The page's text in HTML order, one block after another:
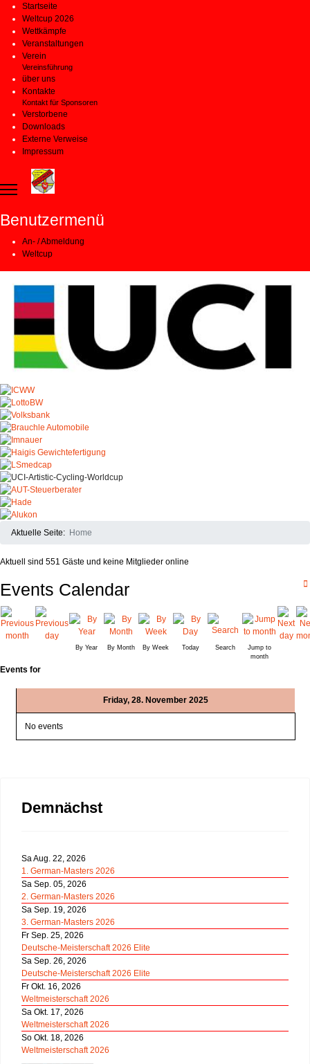
Startseite
Weltcup 2026
Wettkämpfe
Veranstaltungen
Verein
Vereinsführung
über uns
Kontakte
Kontakt für Sponsoren
Verstorbene
Downloads
Externe Verweise
Impressum
Benutzermenü
An- / Abmeldung
Weltcup
Aktuelle Seite: Home
Aktuell sind 551 Gäste und keine Mitglieder online
Events Calendar
By Year By Month By Week Today Search
Jump to
month
Events for
Friday, 28. November 2025
No events
Demnächst
Sa Aug. 22, 2026
1. German-Masters 2026
Sa Sep. 05, 2026
2. German-Masters 2026
Sa Sep. 19, 2026
3. German-Masters 2026
Fr Sep. 25, 2026
Deutsche-Meisterschaft 2026 Elite
Sa Sep. 26, 2026
Deutsche-Meisterschaft 2026 Elite
Fr Okt. 16, 2026
Weltmeisterschaft 2026
Sa Okt. 17, 2026
Weltmeisterschaft 2026
So Okt. 18, 2026
Weltmeisterschaft 2026